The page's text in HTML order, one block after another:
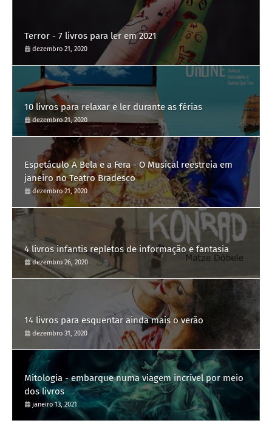
Terror - 7 livros para ler em 2021
dezembro 21, 2020
10 livros para relaxar e ler durante as férias
dezembro 21, 2020
Espetáculo A Bela e a Fera - O Musical reestreia em
janeiro no Teatro Bradesco
dezembro 21, 2020
4 livros infantis repletos de informação e fantasia
dezembro 26, 2020
14 livros para esquentar ainda mais o verão
dezembro 31, 2020
Mitologia - embarque numa viagem incrível por meio
dos livros
janeiro 13, 2021